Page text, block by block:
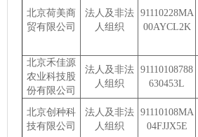
北京荷美商
贸有限公司
法人及非法
人组织
91110228MA
00AYCL2K
北京禾佳源
农业科技股
份有限公司
法人及非法
人组织
91110108788
630453L
北京创种科
技有限公司
法人及非法
人组织
91110108MA
04FJJX5E